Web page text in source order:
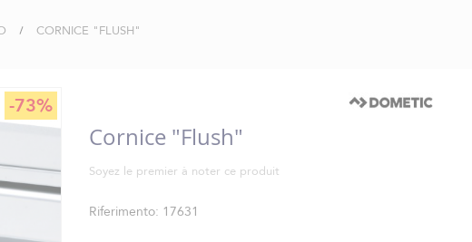
CORNICE "FLUSH"
-73%
Cornice "flush"
Soyez le premier à noter ce produit
Riferimento 17631